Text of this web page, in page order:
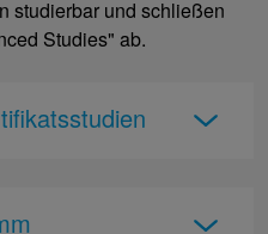
studierbar und schließen
Studies" ab.